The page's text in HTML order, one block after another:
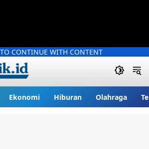
CONTINUE WITH CONTENT
Ekonomi Hiburan Olahraga